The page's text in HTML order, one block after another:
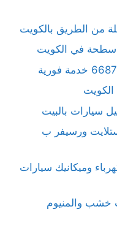
من الطريق بالكويت
في الكويت
سيارات بالبيت
ورسيفر ب
وميكانيك سيارات
خشب والمنيوم